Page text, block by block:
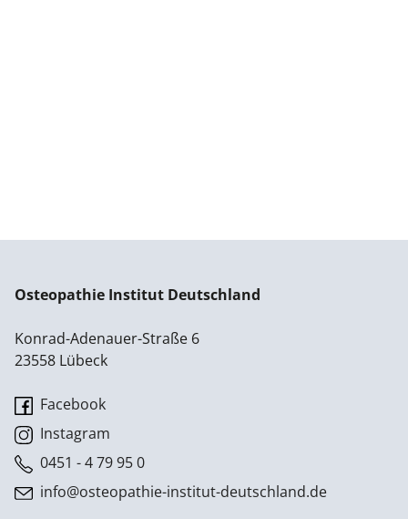
Osteopathie Institut Deutschland
Konrad-Adenauer-Straße 6
23558 Lübeck
Facebook
Instagram
0451 - 4 79 95 0
info@osteopathie-institut-deutschland.de